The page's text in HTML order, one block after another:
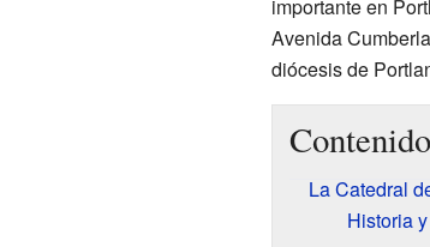
importante en
Avenida
diócesis de
Contenido
La Catedral
Historia